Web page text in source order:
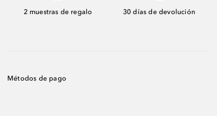
2 muestras de regalo 30 días de devolución
Métodos de pago